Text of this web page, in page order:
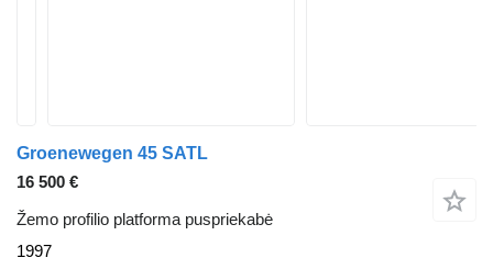
Groenewegen 45 SATL
16 500 €
Žemo profilio platforma puspriekabė
1997